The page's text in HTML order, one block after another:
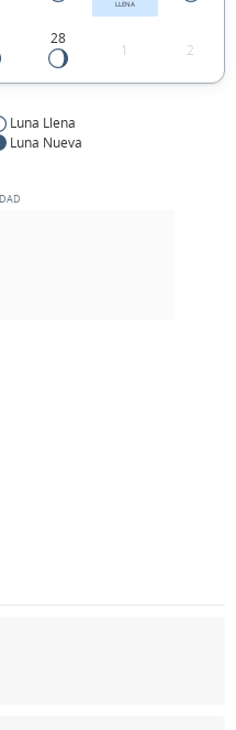
LLENA
28
1 2
Luna Llena
Luna Nueva